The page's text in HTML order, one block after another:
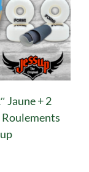
Jaune + 2
Roulements